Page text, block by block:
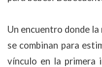
Un encuentro donde
se combinan para
vínculo en la primera